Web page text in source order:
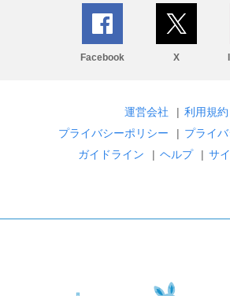
Facebook X
運営会社 | 利用規約
プライバシーポリシー
| プライ
ガイドライン
| ヘルプ | サ